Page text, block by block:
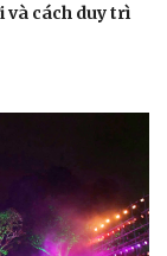
và cách duy trì